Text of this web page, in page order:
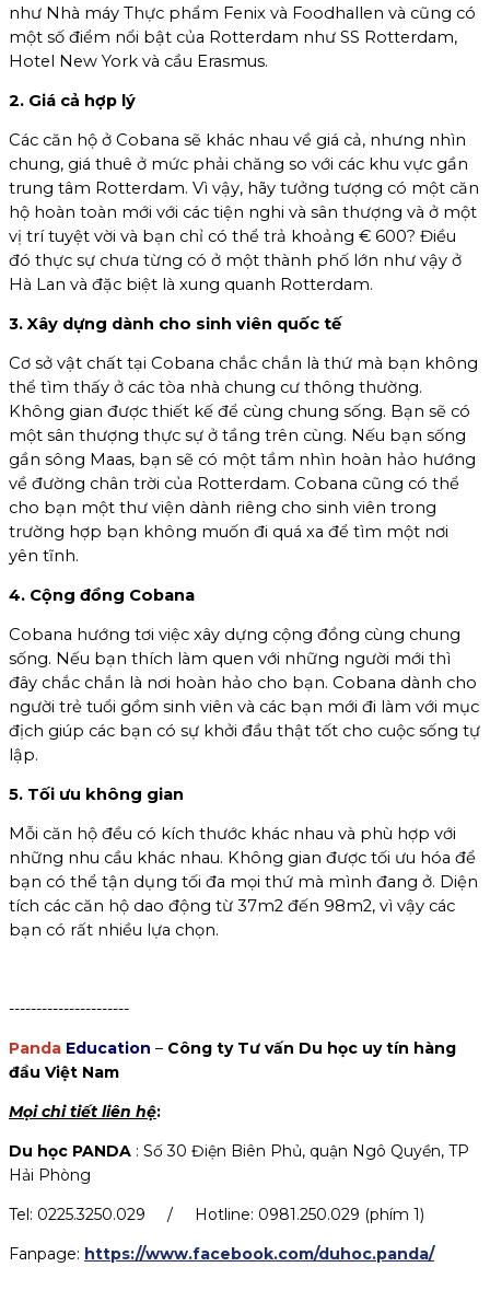
như Nhà máy Thực phẩm Fenix và Foodhallen và cũng có
một số điểm nổi bật của Rotterdam như SS Rotterdam,
Hotel New York và cầu Erasmus.
2. Giá cả hợp lý
Các căn hộ ở Cobana sẽ khác nhau về giá cả, nhưng nhìn
chung, giá thuê ở mức phải chăng so với các khu vực gần
trung tâm Rotterdam. Vì vậy, hãy tưởng tượng có một căn
hộ hoàn toàn mới với các tiện nghi và sân thượng và ở một
vị trí tuyệt vời và bạn chỉ có thể trả khoảng € 600? Điều
đó thực sự chưa từng có ở một thành phố lớn như vậy ở
Hà Lan và đặc biệt là xung quanh Rotterdam.
3. Xây dựng dành cho sinh viên quốc tế
Cơ sở vật chất tại Cobana chắc chắn là thứ mà bạn không
thể tìm thấy ở các tòa nhà chung cư thông thường.
Không gian được thiết kế để cùng chung sống. Bạn sẽ có
một sân thượng thực sự ở tầng trên cùng. Nếu bạn sống
gần sông Maas, bạn sẽ có một tầm nhìn hoàn hảo hướng
về đường chân trời của Rotterdam. Cobana cũng có thể
cho bạn một thư viện dành riêng cho sinh viên trong
trường hợp bạn không muốn đi quá xa để tìm một nơi
yên tĩnh.
4. Cộng đồng Cobana
Cobana hướng tơi việc xây dựng cộng đồng cùng chung
sống. Nếu bạn thích làm quen với những người mới thì
đây chắc chắn là nơi hoàn hảo cho bạn. Cobana dành cho
người trẻ tuổi gồm sinh viên và các bạn mới đi làm với mục
địch giúp các bạn có sự khởi đầu thật tốt cho cuộc sống tự
lập.
5. Tối ưu không gian
Mỗi căn hộ đều có kích thước khác nhau và phù hợp với
những nhu cầu khác nhau. Không gian được tối ưu hóa để
bạn có thể tận dụng tối đa mọi thứ mà mình đang ở. Diện
tích các căn hộ dao động từ 37m2 đến 98m2, vì vậy các
bạn có rất nhiều lựa chọn.
----------------------
Panda Education – Công ty Tư vấn Du học uy tín hàng
đầu Việt Nam
Mọi chi tiết liên hệ:
Du học PANDA : Số 30 Điện Biên Phủ, quận Ngô Quyền, TP
Hải Phòng
Tel: 0225.3250.029 / Hotline: 0981.250.029 (phím 1)
Fanpage: https://www.facebook.com/duhoc.panda/